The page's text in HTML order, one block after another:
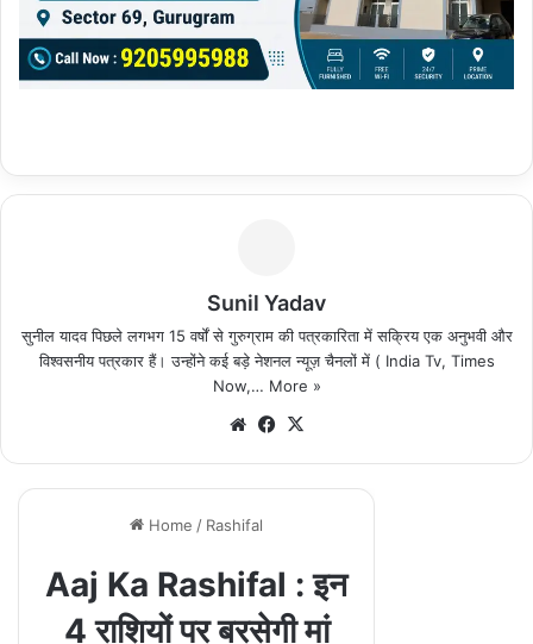
Sunil Yadav
सुनील यादव पिछले लगभग 15 वर्षों से गुरुग्राम की पत्रकारिता में सक्रिय एक अनुभवी और
विश्वसनीय पत्रकार हैं। उन्होंने कई बड़े नेशनल न्यूज़ चैनलों में ( India Tv, Times
Now,… More »
We Fa